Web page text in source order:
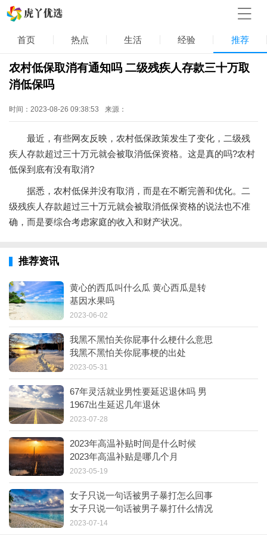
首页 热点 生活 经验 推荐
农村低保取消有通知吗 二级残疾人存款三十万取
消低保吗
时间：2023-08-26 09:38:53 来源：
最近，有些网友反映，农村低保政策发生了变化，二级残
疾人存款超过三十万元就会被取消低保资格。这是真的吗?农村
低保到底有没有取消?
据悉，农村低保并没有取消，而是在不断完善和优化。二
级残疾人存款超过三十万元就会被取消低保资格的说法也不准
确，而是要综合考虑家庭的收入和财产状况。
推荐资讯
黄心的西瓜叫什么瓜 黄心西瓜是转
基因水果吗
2023-06-02
我黑不黑怕关你屁事什么梗什么意思
我黑不黑怕关你屁事梗的出处
2023-05-31
67年灵活就业男性要延迟退休吗 男
1967出生延迟几年退休
2023-07-28
2023年高温补贴时间是什么时候
2023年高温补贴是哪几个月
2023-05-19
女子只说一句话被男子暴打怎么回事
女子只说一句话被男子暴打什么情况
2023-07-14